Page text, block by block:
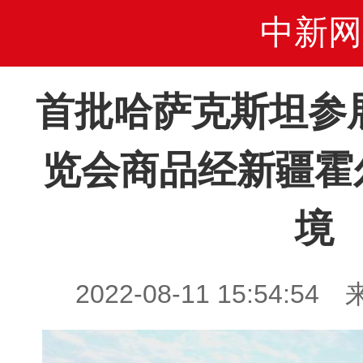
中新网
首批哈萨克斯坦参
览会商品经新疆
境
2022-08-11 15:54:54